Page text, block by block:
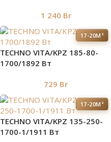
1 240 Br
17-20М²
TECHNO VITA/KPZ 185-80-
1700/1892 Вт
729 Br
17-20М²
TECHNO VITA/KPZ 135-250-
1700-1/1911 Вт